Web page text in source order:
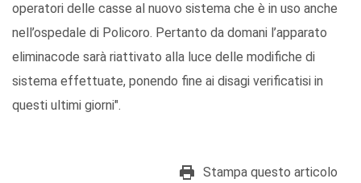
operatori delle casse al nuovo sistema che è in uso anche
nell’ospedale di Policoro. Pertanto da domani l’apparato
eliminacode sarà riattivato alla luce delle modifiche di
sistema effettuate, ponendo fine ai disagi verificatisi in
questi ultimi giorni".
Stampa questo articolo